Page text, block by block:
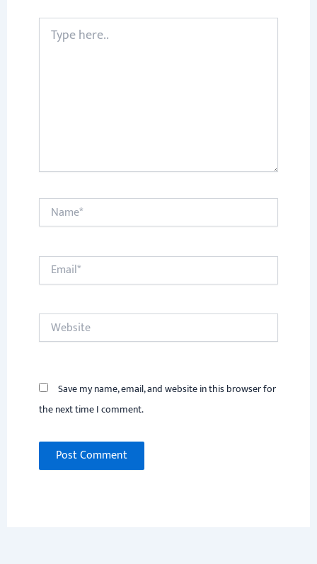
Type
here..
Name*
Email*
Website
Save my name, email, and website in this browser for
the next time I comment.